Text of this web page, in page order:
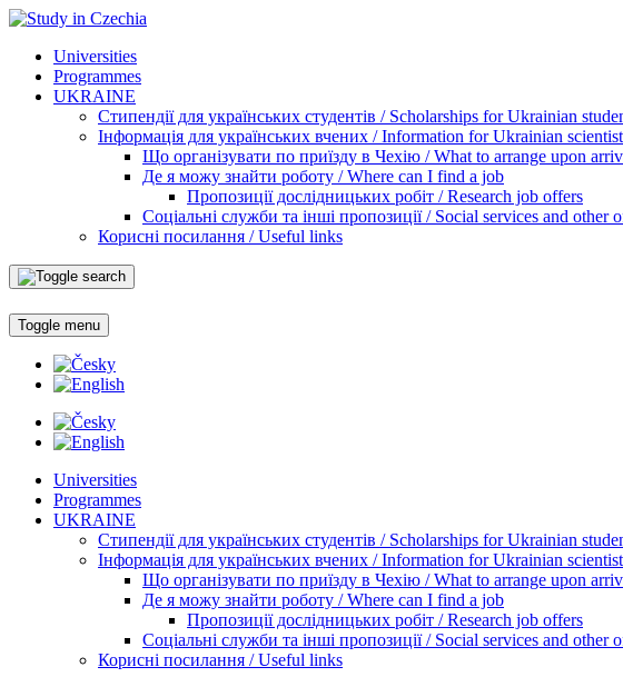
Universities
Programmes
UKRAINE
Стипендії для українських студентів / Scholarships for Ukrainian
Інформація для українських вчених / Information for Ukrainian
Що організувати по приїзду в Чехію / What to arrange upon
Де я можу знайти роботу / Where can I find a job
Пропозиції дослідницьких робіт / Research job offers
Соціальні служби та інші пропозиції / Social services and other
Корисні посилання / Useful links
Toggle menu
Universities
Programmes
UKRAINE
Стипендії для українських студентів / Scholarships for Ukrainian
Інформація для українських вчених / Information for Ukrainian
Що організувати по приїзду в Чехію / What to arrange upon
Де я можу знайти роботу / Where can I find a job
Пропозиції дослідницьких робіт / Research job offers
Соціальні служби та інші пропозиції / Social services and other
Корисні посилання / Useful links